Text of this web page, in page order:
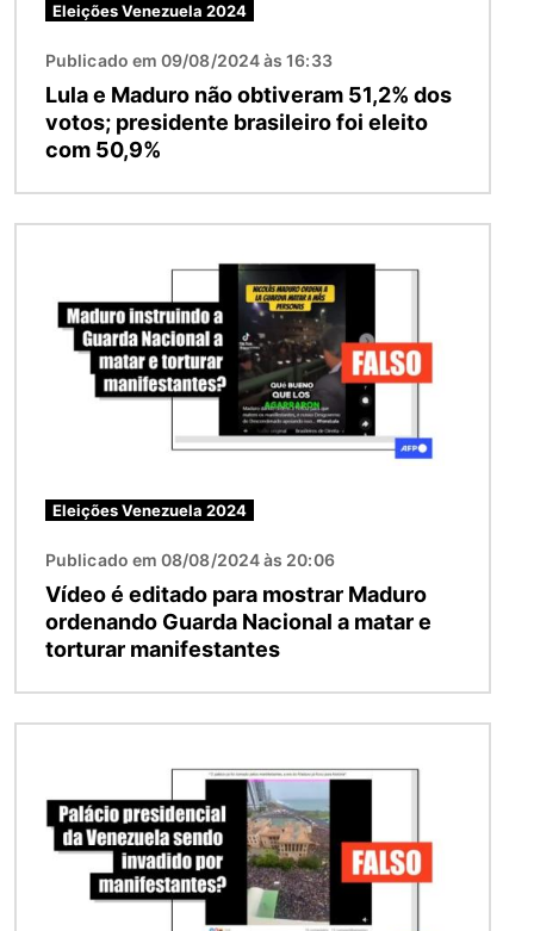
Eleições Venezuela 2024
Publicado em 09/08/2024 às 16:33
Lula e Maduro não obtiveram 51,2% dos
votos; presidente brasileiro foi eleito
com 50,9%
Eleições Venezuela 2024
Publicado em 08/08/2024 às 20:06
Vídeo é editado para mostrar Maduro
ordenando Guarda Nacional a matar e
torturar manifestantes